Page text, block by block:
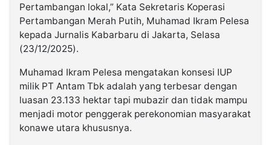
Pertambangan lokal,” Kata Sekretaris Koperasi
Pertambangan Merah Putih, Muhamad Ikram Pelesa
kepada Jurnalis Kabarbaru di Jakarta, Selasa
(23/12/2025).
Muhamad Ikram Pelesa mengatakan konsesi IUP
milik PT Antam Tbk adalah yang terbesar dengan
luasan 23.133 hektar tapi mubazir dan tidak mampu
menjadi motor penggerak perekonomian masyarakat
konawe utara khususnya.